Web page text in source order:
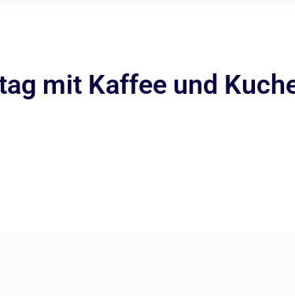
mit Kaffee und